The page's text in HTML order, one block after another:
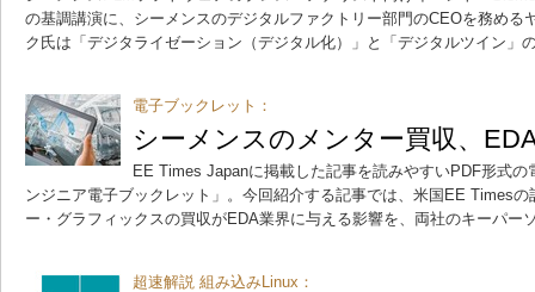
の基調講演に、シーメンスのデジタルファクトリー部門のCEOを務める
ク氏は「デジタライゼーション（デジタル化）」と「デジタルツイン」
電子ブックレット：
シーメンスのメンター買収、
EE Times Japanに掲載した記事を読みやすいPDF形式
ンジニア電子ブックレット」。今回紹介する記事では、米国EE Times
ー・グラフィックスの買収がEDA業界に与える影響を、両社のキーパー
超速解説 組み込みLinux：